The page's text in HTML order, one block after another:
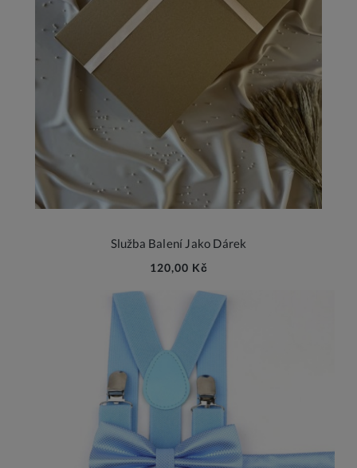
Služba Balení Jako Dárek
120,00 Kč